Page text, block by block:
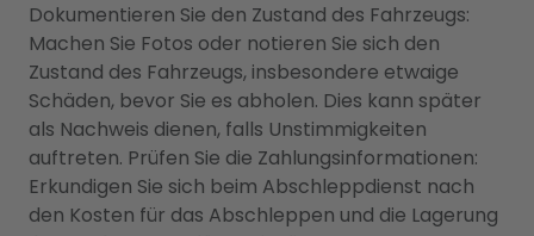
Dokumentieren Sie den Zustand des Fahrzeugs:
Machen Sie Fotos oder notieren Sie sich den
Zustand des Fahrzeugs, insbesondere etwaige
Schäden, bevor Sie es abholen. Dies kann später
als Nachweis dienen, falls Unstimmigkeiten
auftreten. Prüfen Sie die Zahlungsinformationen:
Erkundigen Sie sich beim Abschleppdienst nach
den Kosten für das Abschleppen und die Lagerung